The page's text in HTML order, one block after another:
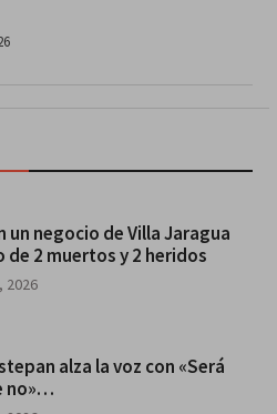
un negocio de Villa Jaragua
de 2 muertos y 2 heridos
2026
alza la voz con «Será
no»…